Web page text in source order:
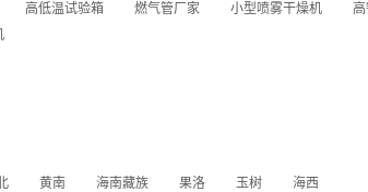
高低温试验箱 燃气管厂家 小型喷雾干燥机
黄南 海南藏族 果洛 玉树 海西